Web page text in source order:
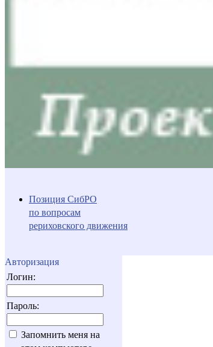
Позиция СибРО
по вопросам
рериховского движения
Авторизация
Логин:
Пароль:
Запомнить меня на